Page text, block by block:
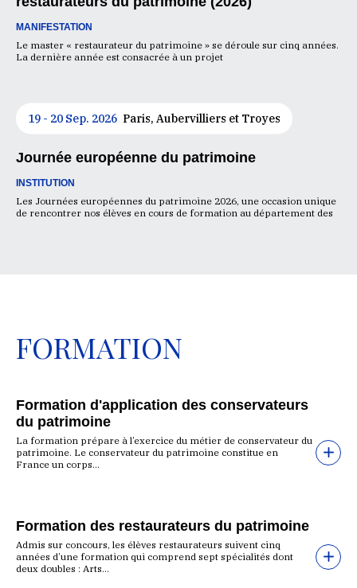
MANIFESTATION
Le master « restaurateur du patrimoine » se déroule sur cinq années.
La dernière année est consacrée à un projet
19 - 20 Sep. 2026 Paris, Aubervilliers et Troyes
Journée européenne du patrimoine
INSTITUTION
Les Journées européennes du patrimoine 2026, une occasion unique
de rencontrer nos élèves en cours de formation au département des
FORMATION
Formation d'application des conservateurs
du patrimoine
La formation prépare à l’exercice du métier de conservateur du
patrimoine. Le conservateur du patrimoine constitue en
France un corps...
Formation des restaurateurs du patrimoine
Admis sur concours, les élèves restaurateurs suivent cinq
années d’une formation qui comprend sept spécialités dont
deux doubles : Arts...